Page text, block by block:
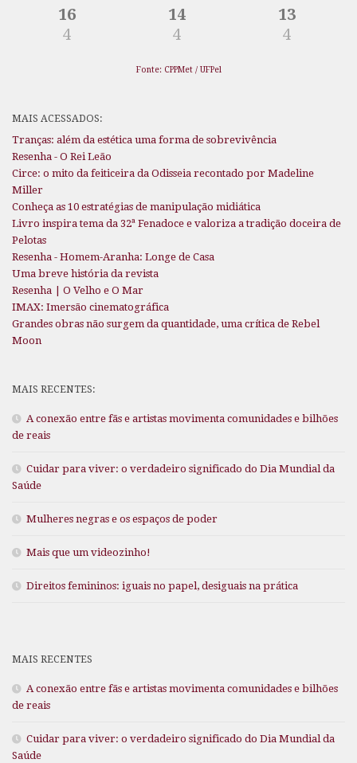
16
4
14
4
13
4
Fonte: CPPMet / UFPel
MAIS ACESSADOS:
Tranças: além da estética uma forma de sobrevivência
Resenha - O Rei Leão
Circe: o mito da feiticeira da Odisseia recontado por Madeline
Miller
Conheça as 10 estratégias de manipulação midiática
Livro inspira tema da 32ª Fenadoce e valoriza a tradição doceira de
Pelotas
Resenha - Homem-Aranha: Longe de Casa
Uma breve história da revista
Resenha | O Velho e O Mar
IMAX: Imersão cinematográfica
Grandes obras não surgem da quantidade, uma crítica de Rebel
Moon
MAIS RECENTES:
A conexão entre fãs e artistas movimenta comunidades e bilhões
de reais
Cuidar para viver: o verdadeiro significado do Dia Mundial da
Saúde
Mulheres negras e os espaços de poder
Mais que um videozinho!
Direitos femininos: iguais no papel, desiguais na prática
MAIS RECENTES
A conexão entre fãs e artistas movimenta comunidades e bilhões
de reais
Cuidar para viver: o verdadeiro significado do Dia Mundial da
Saúde